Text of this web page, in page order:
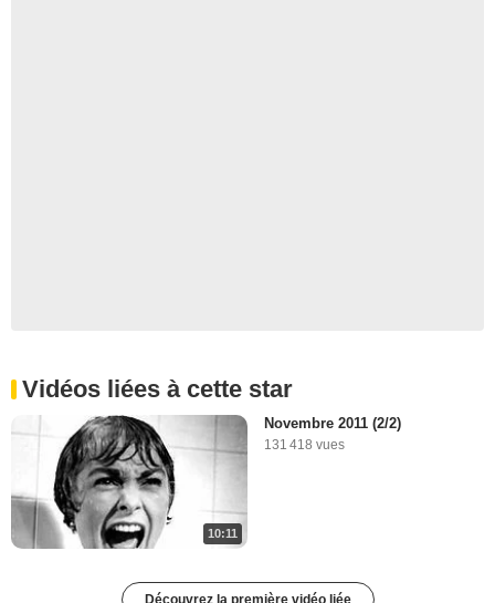
Vidéos liées à cette star
10:11
Novembre 2011 (2/2)
131 418 vues
Découvrez la première vidéo liée